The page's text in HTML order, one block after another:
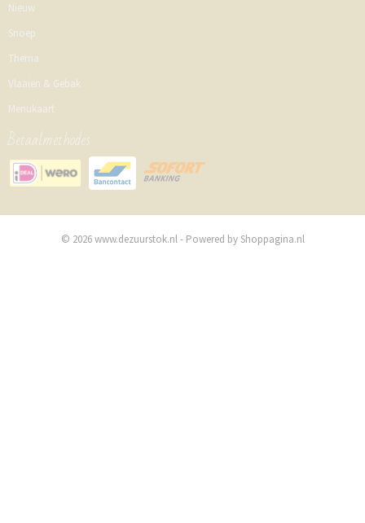
Nieuw
Snoep
Thema
Vlaaien & Gebak
Menukaart
Betaalmethodes
© 2026 www.dezuurstok.nl - Powered by Shoppagina.nl